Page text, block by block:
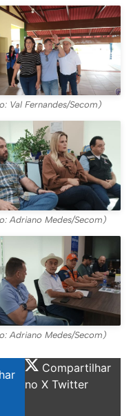
Val Fernandes/Secom)
Adriano Medes/Secom)
Adriano Medes/Secom)
Compartilhar
no X Twitter